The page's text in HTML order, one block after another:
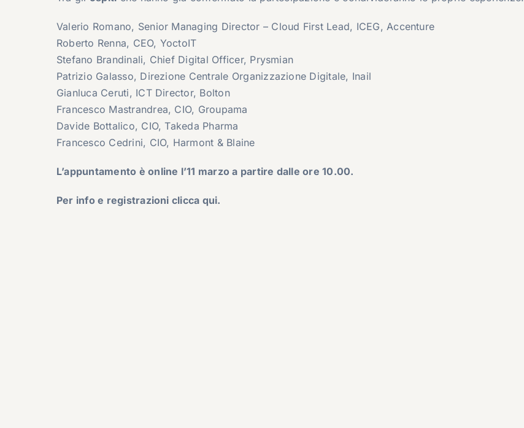
Valerio Romano, Senior Managing Director – Cloud First Lead, ICEG, Accenture
Roberto Renna, CEO, YoctoIT
Stefano Brandinali, Chief Digital Officer, Prysmian
Patrizio Galasso, Direzione Centrale Organizzazione Digitale, Inail
Gianluca Ceruti, ICT Director, Bolton
Francesco Mastrandrea, CIO, Groupama
Davide Bottalico, CIO, Takeda Pharma
Francesco Cedrini, CIO, Harmont & Blaine
L’appuntamento è online l’11 marzo a partire dalle ore 10.00.
Per info e registrazioni clicca qui.